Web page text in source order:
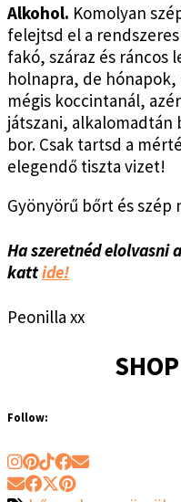
Alkohol. Komolyan
felejtsd el a
fakó, száraz és ráncos
holnapra, de hónapok,
mégis koccintanál,
játszani, alkalomadtán
bor. Csak tartsd a
elegendő tiszta vizet!
Gyönyörű bőrt és szép
Ha szeretnéd elolvasni
kattide!
Peonilla xx
Follow: